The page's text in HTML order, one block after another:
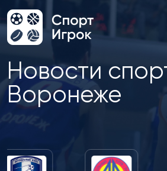
Новости
Воронеже